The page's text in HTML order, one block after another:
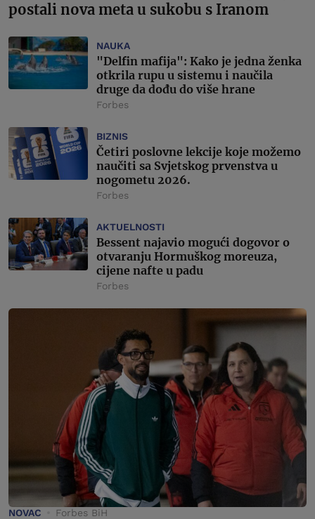
postali nova meta u sukobu s Iranom
NAUKA
"Delfin mafija": Kako je jedna ženka
otkrila rupu u sistemu i naučila
druge da dođu do više hrane
Forbes
BIZNIS
Četiri poslovne lekcije koje možemo
naučiti sa Svjetskog prvenstva u
nogometu 2026.
Forbes
AKTUELNOSTI
Bessent najavio mogući dogovor o
otvaranju Hormuškog moreuza,
cijene nafte u padu
Forbes
NOVAC Forbes BiH